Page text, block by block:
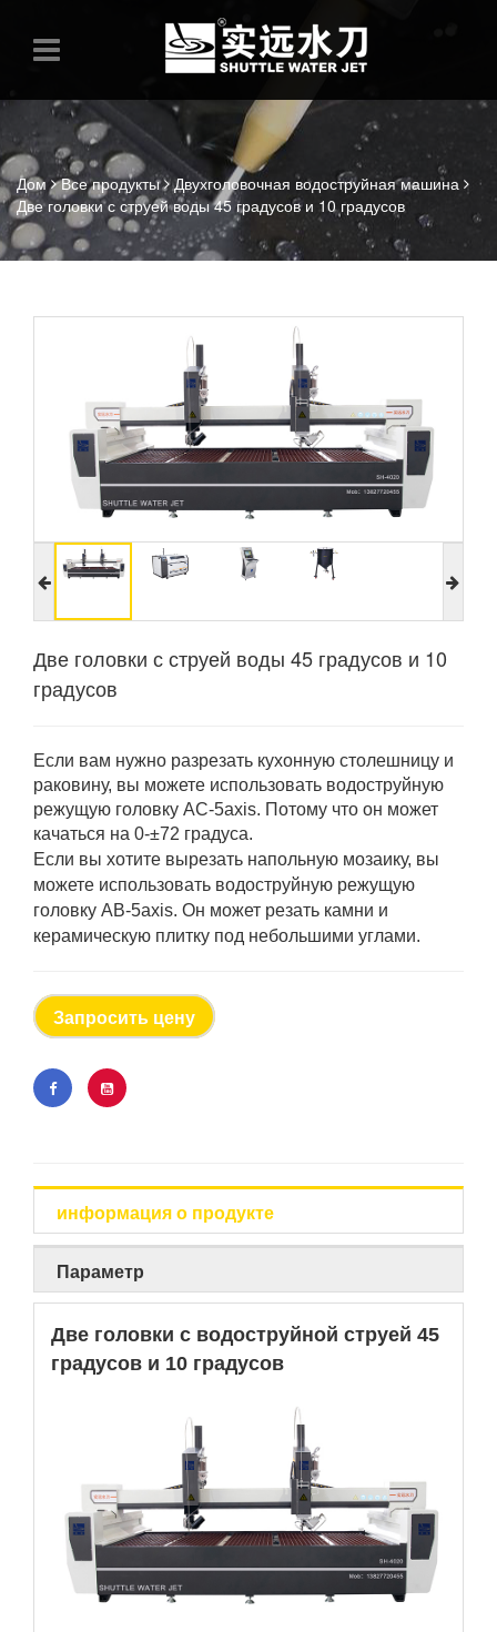
Дом Все продукты
Двухголовочная водоструйная машина
Две головки с струей воды 45 градусов и 10 градусов
Две головки с струей воды 45 градусов и 10
градусов
Если вам нужно разрезать кухонную столешницу и
раковину, вы можете использовать водоструйную
режущую головку AC-5axis. Потому что он может
качаться на 0-±72 градуса.
Если вы хотите вырезать напольную мозаику, вы
можете использовать водоструйную режущую
головку AB-5axis. Он может резать камни и
керамическую плитку под небольшими углами.
Запросить цену
информация о продукте
Параметр
Две головки с водоструйной струей 45
градусов и 10 градусов